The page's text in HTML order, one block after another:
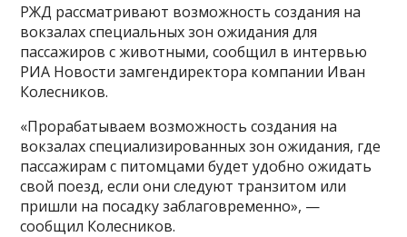
РЖД рассматривают возможность создания на
вокзалах специальных зон ожидания для
пассажиров с животными, сообщил в интервью
РИА Новости замгендиректора компании Иван
Колесников.
«Прорабатываем возможность создания на
вокзалах специализированных зон ожидания, где
пассажирам с питомцами будет удобно ожидать
свой поезд, если они следуют транзитом или
пришли на посадку заблаговременно», —
сообщил Колесников.